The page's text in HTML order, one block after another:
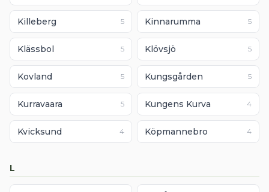
Killeberg 5 Kinnarumma 5
Klässbol 5 Klövsjö 5
Kovland 5 Kungsgården 5
Kurravaara 5 Kungens Kurva 4
Kvicksund 4 Köpmannebro 4
L